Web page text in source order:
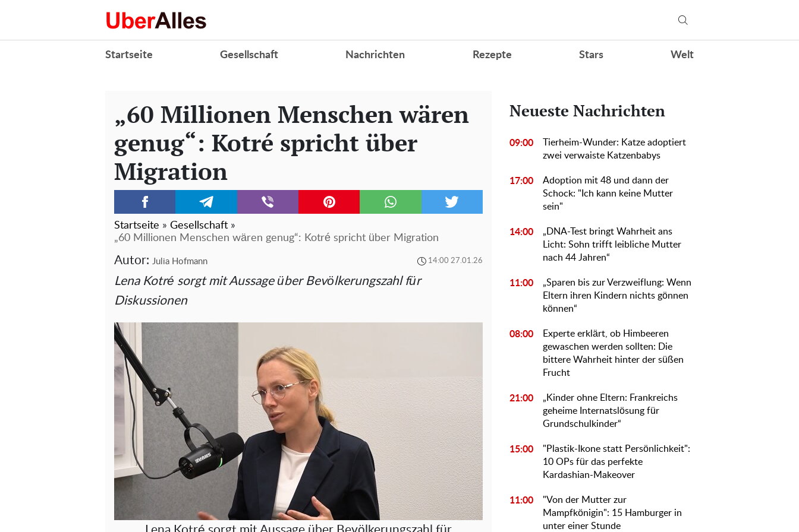
Startseite Gesellschaft Nachrichten Rezepte Stars Welt
„60 Millionen Menschen wären
genug“: Kotré spricht über
Migration
Startseite » Gesellschaft »
„60 Millionen Menschen wären genug“: Kotré spricht über Migration
Autor: Julia Hofmann 14:00 27.01.26
Lena Kotré sorgt mit Aussage über Bevölkerungszahl für
Diskussionen
Neueste Nachrichten
09:00
Tierheim-Wunder: Katze adoptiert
zwei verwaiste Katzenbabys
17:00
Adoption mit 48 und dann der
Schock: "Ich kann keine Mutter
sein"
14:00
„DNA-Test bringt Wahrheit ans
Licht: Sohn trifft leibliche Mutter
nach 44 Jahren“
11:00
„Sparen bis zur Verzweiflung: Wenn
Eltern ihren Kindern nichts gönnen
können“
08:00
Experte erklärt, ob Himbeeren
gewaschen werden sollten: Die
bittere Wahrheit hinter der süßen
Frucht
21:00
„Kinder ohne Eltern: Frankreichs
geheime Internatslösung für
Grundschulkinder“
15:00
"Plastik-Ikone statt Persönlichkeit":
10 OPs für das perfekte
Kardashian-Makeover
11:00
"Von der Mutter zur
Mampfkönigin": 15 Hamburger in
unter einer Stunde